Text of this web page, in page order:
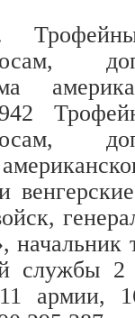
начальник
службы
армии,